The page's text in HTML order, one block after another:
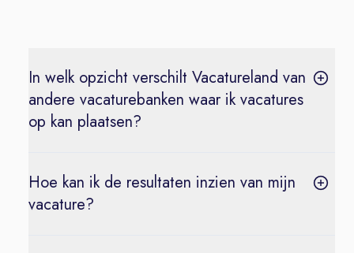
In welk opzicht verschilt Vacatureland van
andere vacaturebanken waar ik vacatures
op kan plaatsen?
Hoe kan ik de resultaten inzien van mijn
vacature?